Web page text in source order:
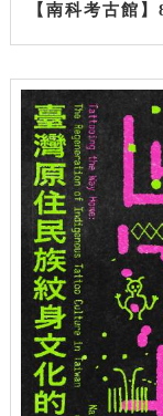
【南科考古館